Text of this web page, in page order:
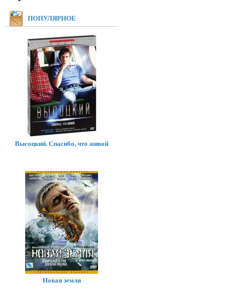
ПОПУЛЯРНОЕ
Высоцкий. Спасибо, что живой
Новая земля